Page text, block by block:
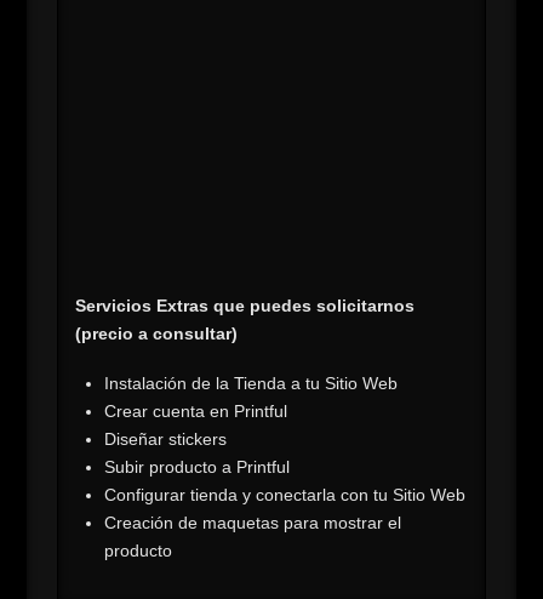
Servicios Extras que puedes solicitarnos
(precio a consultar)
Instalación de la Tienda a tu Sitio Web
Crear cuenta en Printful
Diseñar stickers
Subir producto a Printful
Configurar tienda y conectarla con tu Sitio Web
Creación de maquetas para mostrar el
producto